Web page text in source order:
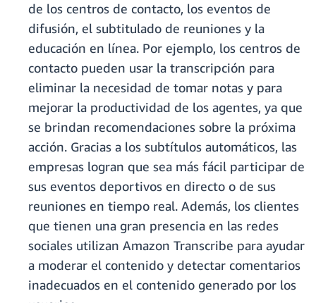
de los centros de contacto, los eventos de
difusión, el subtitulado de reuniones y la
educación en línea. Por ejemplo, los centros de
contacto pueden usar la transcripción para
eliminar la necesidad de tomar notas y para
mejorar la productividad de los agentes, ya que
se brindan recomendaciones sobre la próxima
acción. Gracias a los subtítulos automáticos, las
empresas logran que sea más fácil participar de
sus eventos deportivos en directo o de sus
reuniones en tiempo real. Además, los clientes
que tienen una gran presencia en las redes
sociales utilizan Amazon Transcribe para ayudar
a moderar el contenido y detectar comentarios
inadecuados en el contenido generado por los